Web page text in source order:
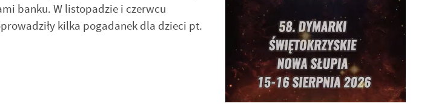
banku. W listopadzie i czerwcu
kilka pogadanek dla dzieci pt.